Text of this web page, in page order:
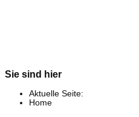
Sie sind hier
Aktuelle Seite:
Home